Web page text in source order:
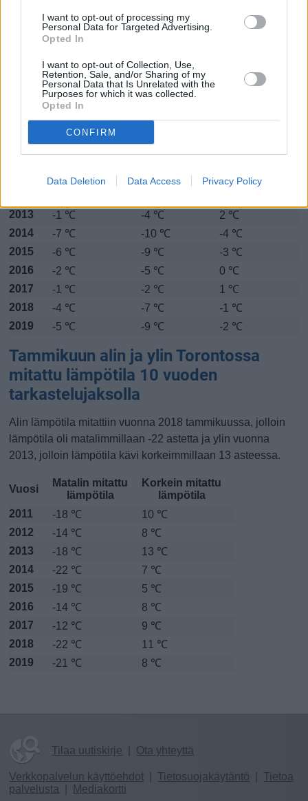
I want to opt-out of processing my
Personal Data for Targeted Advertising.
Opted In
I want to opt-out of Collection, Use,
Retention, Sale, and/or Sharing of my
Personal Data that Is Unrelated with the
Purposes for which it was collected.
Opted In
CONFIRM
Data Deletion Data Access Privacy Policy
Katso miten paljonTorontossa on satanut tammikuussa
aikaisempina vuosina.
Tammikuun keskilämpötila Torontossa
10 vuoden tarkastelujaksolla
Mikä on Toronton tavanomainen lämpötila tammikuussa.
Vuosi
keskilämpötila
lämpötila
keskimäärin
keskimäärin
-5 ℃ -7 ℃
-3 ℃
2013
-1 ℃ -4 ℃
2 ℃
2014
-7 ℃ -10 ℃
-4 ℃
2015
-6 ℃ -9 ℃
-3 ℃
2016
-2 ℃ -5 ℃
0 ℃
2017
-1 ℃ -2 ℃
1 ℃
2018
-4 ℃ -7 ℃
-1 ℃
2019
-5 ℃ -9 ℃ -2 ℃
Tammikuun alin ja ylin Torontossa
mitattu lämpötila 10 vuoden
tarkastelujaksolla
Alin lämpötila mitattiin vuonna 2018 tammikuussa, jolloin
lämpötila oli matalimmillaan -22 astetta ja ylin vuonna
2013, jolloin lämpötila kävi korkeimmillaan 13 asteessa.
Vuosi
Matalin mitattu
lämpötila
Korkein mitattu
lämpötila
2011
-18 ℃
10 ℃
2012
-14 ℃
8 ℃
2013
-18 ℃
13 ℃
2014
-22 ℃
7 ℃
2015
-19 ℃
5 ℃
2016
-14 ℃
8 ℃
2017
-12 ℃
9 ℃
2018
-22 ℃
11 ℃
2019
-21 ℃ 8 ℃
Tilaa uutiskirje Ota yhteyttä
Verkkopalvelun käyttöehdot Tietosuojakäytäntö
Tietoa
palvelusta
Mediakortti